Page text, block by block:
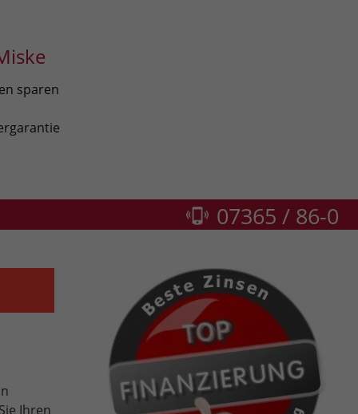
sparen
07365 / 86-0
Ihren